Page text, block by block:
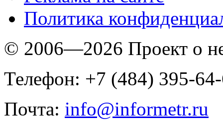
Политика
© 2006—2026 Проект о
Телефон: +7 (484) 395-
Почта: info@informetr.ru